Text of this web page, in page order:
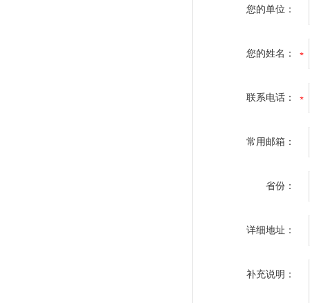
您的单位：
您的姓名：
联系电话：
常用邮箱：
省份：
详细地址：
补充说明：